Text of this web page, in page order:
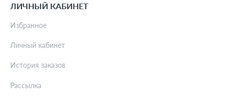
ЛИЧНЫЙ КАБИНЕТ
Избранное
Личный кабинет
История заказов
Рассылка